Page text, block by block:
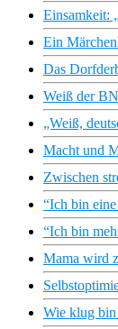
Einsamkeit:
Ein
Das
Weiß der
„Weiß,
Macht und
Zwischen
“Ich bin
“Ich bin
Mama wird
Wie klug